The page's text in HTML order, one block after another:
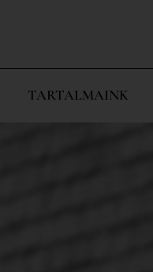
TARTALMAINK